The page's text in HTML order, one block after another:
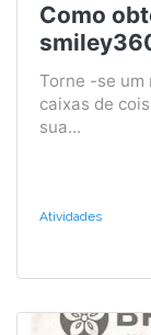
Como
Torne -se um
caixas de
sua...
Atividades